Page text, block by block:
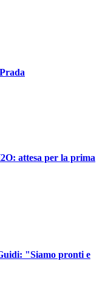
attesa per la prima
"Siamo pronti e